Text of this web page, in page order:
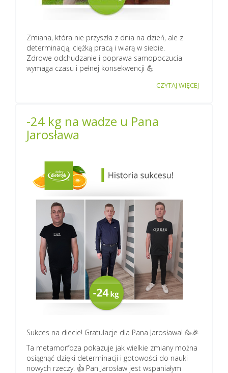
Zmiana, która nie przyszła z dnia na dzień, ale z
determinacją, ciężką pracą i wiarą w siebie.
Zdrowe odchudzanie i poprawa samopoczucia
wymaga czasu i pełnej konsekwencji 💪
CZYTAJ WIĘCEJ
-24 kg na wadze u Pana
Jarosława
Sukces na diecie! Gratulacje dla Pana Jarosława! 🥳🎉
Ta metamorfoza pokazuje jak wielkie zmiany można
osiągnąć dzięki determinacji i gotowości do nauki
nowych rzeczy. 👍 Pan Jarosław jest wspaniałym